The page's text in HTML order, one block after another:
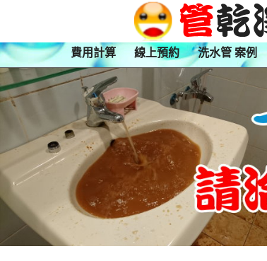
費用計算 線上預約 洗水管 案例